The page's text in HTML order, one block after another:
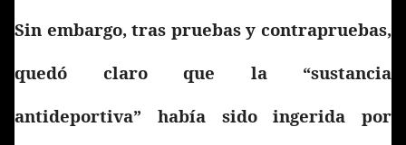
Sin embargo, tras pruebas y contrapruebas,
quedó claro que la “sustancia
antideportiva” había sido ingerida por